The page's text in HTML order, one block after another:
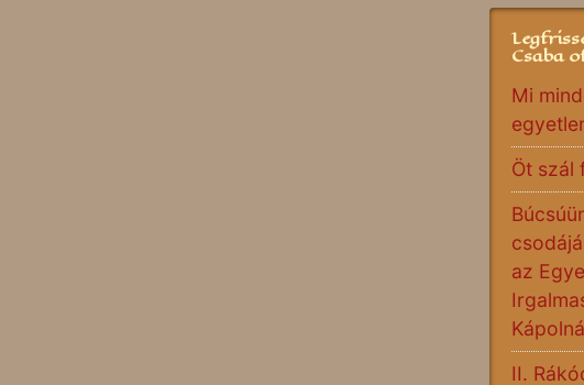
Csaba
Mi
Öt szál
az
II.